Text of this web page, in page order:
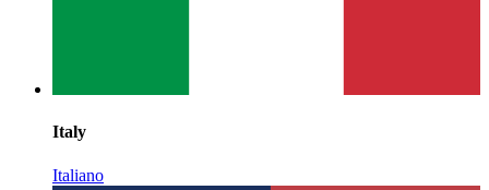
Italy
Italiano